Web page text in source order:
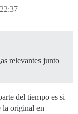
relevantes junto
del tiempo es si
la original en